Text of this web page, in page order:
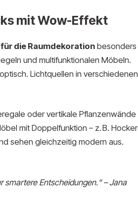
mit Wow-Effekt
die Raumdekorationbesonders
und multifunktionalen Möbeln.
Lichtquellen in verschiedenen
oder vertikale Pflanzenwände
mit Doppelfunktion – z. B. Hocker
sehen gleichzeitig modern aus.
smartere Entscheidungen.“ – Jana